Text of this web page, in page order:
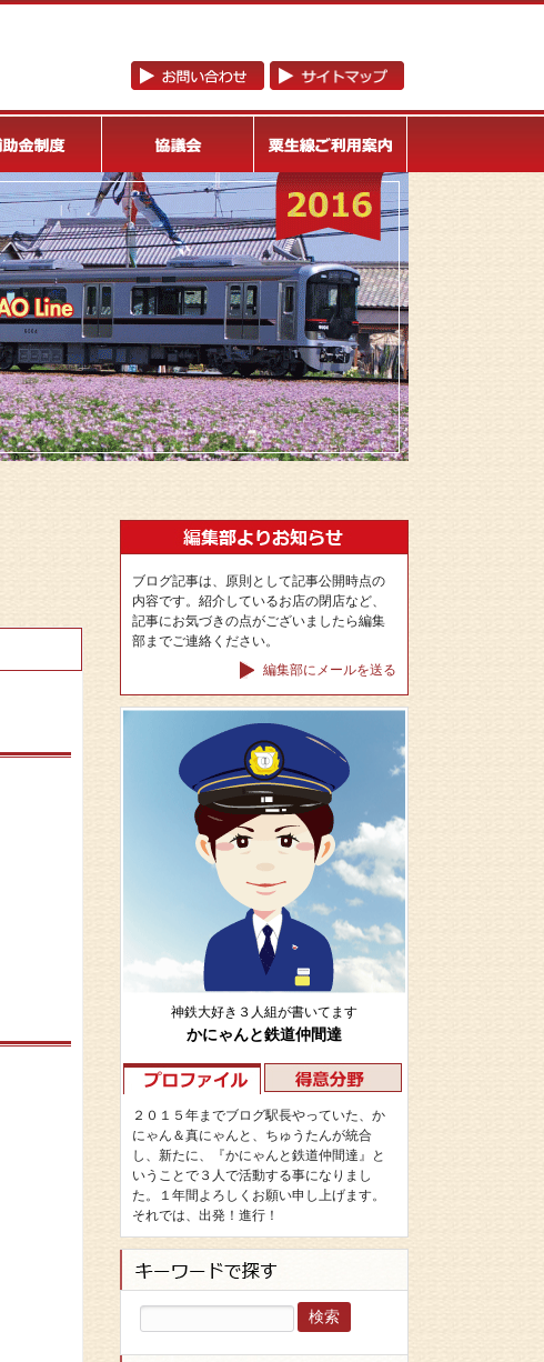
ブログ記事は、原則として記事公開時点の
内容です。紹介しているお店の閉店など、
記事にお気づきの点がございましたら編集
部までご連絡ください。
編集部にメールを送る
神鉄大好き３人組が書いてます
かにゃんと鉄道仲間達
２０１５年までブログ駅長やっていた、か
にゃん＆真にゃんと、ちゅうたんが統合
し、新たに、『かにゃんと鉄道仲間達』と
いうことで３人で活動する事になりまし
た。１年間よろしくお願い申し上げます。
それでは、出発！進行！
検
索: